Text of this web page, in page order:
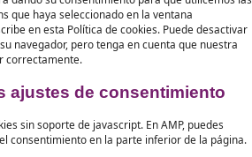
Marketing,
Functional,
Marketing, Statistics,